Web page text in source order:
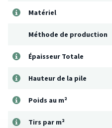
Matériel
Méthode de production
Épaisseur Totale
Hauteur de la pile
Poids au m²
Tirs par m²